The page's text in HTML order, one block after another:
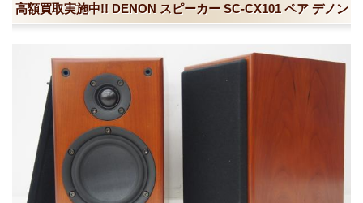
高額買取実施中!! DENON スピーカー SC-CX101 ペア デノン